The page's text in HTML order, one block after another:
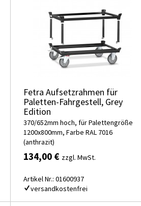
Fetra Aufsetzrahmen für
Paletten-Fahrgestell, Grey
Edition
370/652mm hoch, für Palettengröße
1200x800mm, Farbe RAL 7016
(anthrazit)
134,00 € zzgl. MwSt.
Artikel Nr.: 01600937
versandkostenfrei